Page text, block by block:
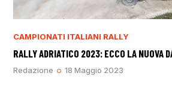
CAMPIONATI ITALIANI RALLY
RALLY ADRIATICO 2023: ECCO LA NUOVA
Redazione 18 Maggio 2023